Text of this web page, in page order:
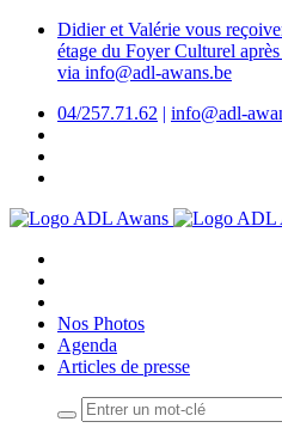
Didier et Valérie vous
étage du Foyer Culturel
via info@adl-awans.be
04/257.71.62 | info@adl-
Nos Photos
Agenda
Articles de presse